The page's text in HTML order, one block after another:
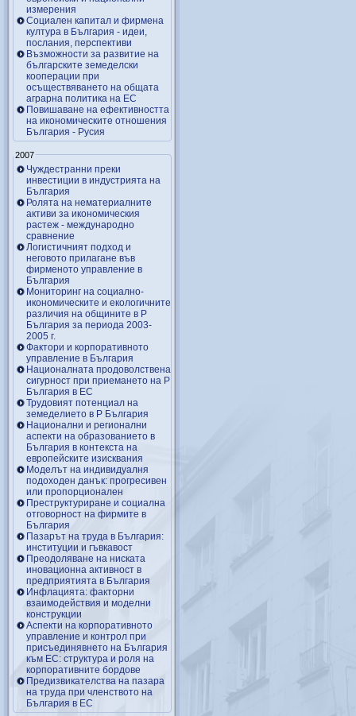
измерения
Социален капитал и фирмена
култура в България - идеи,
послания, перспективи
Възможности за развитие на
българските земеделски
кооперации при
осъществяването на общата
аграрна политика на ЕС
Повишаване на ефективността
на икономическите отношения
България - Русия
2007
Чуждестранни преки
инвестиции в индустрията на
България
Ролята на нематериалните
активи за икономическия
растеж - международно
сравнение
Логистичният подход и
неговото прилагане във
фирменото управление в
България
Мониторинг на социално-
икономическите и екологичните
различия на общините в Р
България за периода 2003-
2005 г.
Фактори и корпоративното
управление в България
Националната продоволствена
сигурност при приемането на Р
България в ЕС
Трудовият потенциал на
земеделието в Р България
Национални и регионални
аспекти на образованието в
България в контекста на
европейските изисквания
Моделът на индивидуалня
подоходен данък: прогресивен
или пропорционален
Преструктуриране и социална
отговорност на фирмите в
България
Пазарът на труда в България:
институции и гъвкавост
Преодоляване на ниската
иновационна активност в
предприятията в България
Инфлацията: факторни
взаимодействия и моделни
конструкции
Аспекти на корпоративното
управление и контрол при
присъединявнето на България
към ЕС: структура и роля на
корпоративните бордове
Предизвикателства на пазара
на труда при членството на
България в ЕС